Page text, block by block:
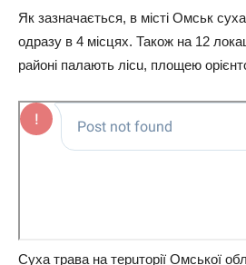
Як зазначається, в місті Омськ
одразу в 4 місцях. Також на 12
районі палають лісu, площeю
Суха трава на тeрuторії Омської